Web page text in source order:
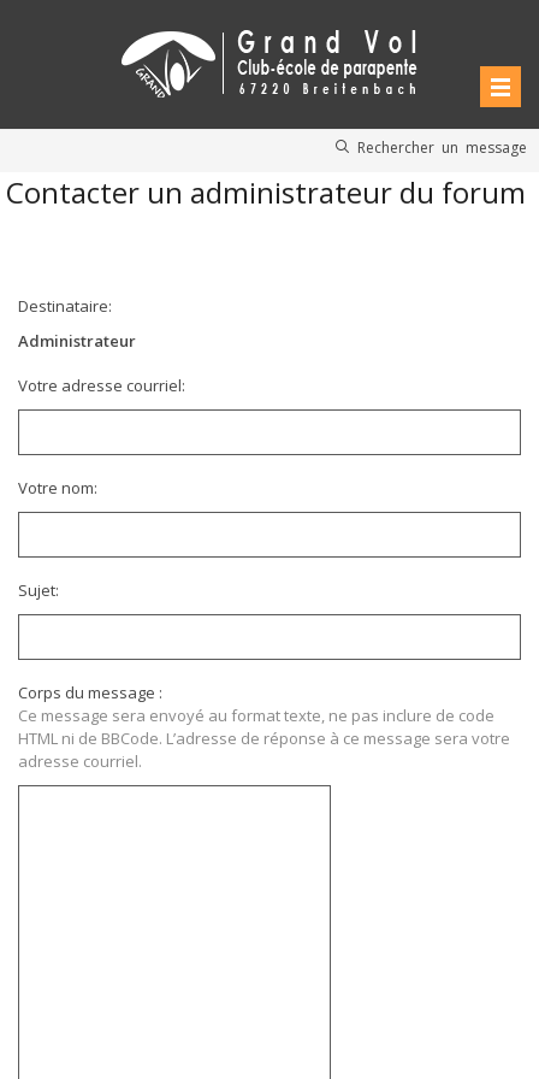
Rechercher un message
Contacter un administrateur du forum
Destinataire:
Administrateur
Votre adresse courriel:
Votre nom:
Sujet:
Corps du message :
Ce message sera envoyé au format texte, ne pas inclure de code
HTML ni de BBCode. L’adresse de réponse à ce message sera votre
adresse courriel.